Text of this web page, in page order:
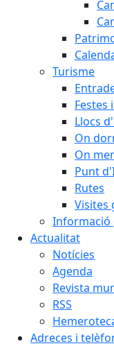
Turisme
Festes
Llocs
On
On
Punt
Rutes
Visites
Informació
Actualitat
Notícies
Agenda
Revista
RSS
Adreces i